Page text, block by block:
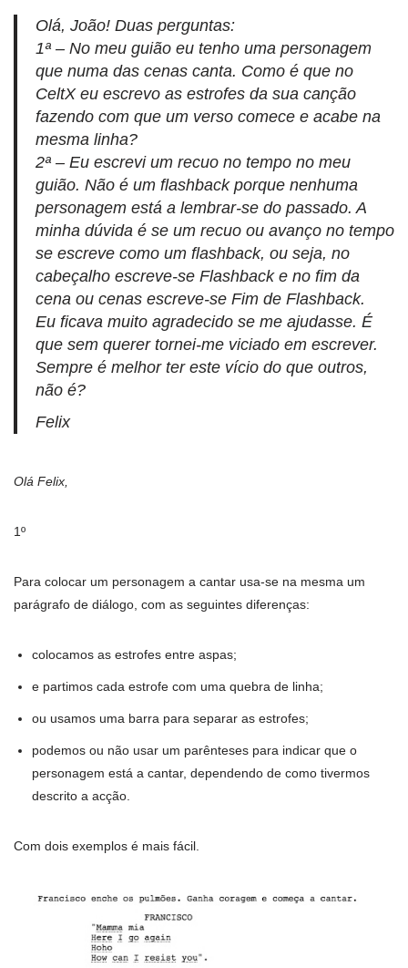
Olá, João! Duas perguntas:
1ª – No meu guião eu tenho uma personagem
que numa das cenas canta. Como é que no
CeltX eu escrevo as estrofes da sua canção
fazendo com que um verso comece e acabe na
mesma linha?
2ª – Eu escrevi um recuo no tempo no meu
guião. Não é um flashback porque nenhuma
personagem está a lembrar-se do passado. A
minha dúvida é se um recuo ou avanço no tempo
se escreve como um flashback, ou seja, no
cabeçalho escreve-se Flashback e no fim da
cena ou cenas escreve-se Fim de Flashback.
Eu ficava muito agradecido se me ajudasse. É
que sem querer tornei-me viciado em escrever.
Sempre é melhor ter este vício do que outros,
não é?
Felix
Olá Felix,
1º
Para colocar um personagem a cantar usa-se na mesma um
parágrafo de diálogo, com as seguintes diferenças:
colocamos as estrofes entre aspas;
e partimos cada estrofe com uma quebra de linha;
ou usamos uma barra para separar as estrofes;
podemos ou não usar um parênteses para indicar que o
personagem está a cantar, dependendo de como tivermos
descrito a acção.
Com dois exemplos é mais fácil.